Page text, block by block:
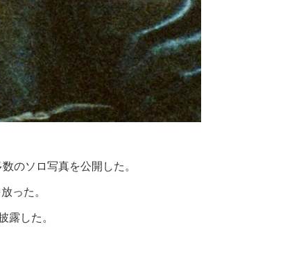
のソロ写真を公開した。
った。
露した。